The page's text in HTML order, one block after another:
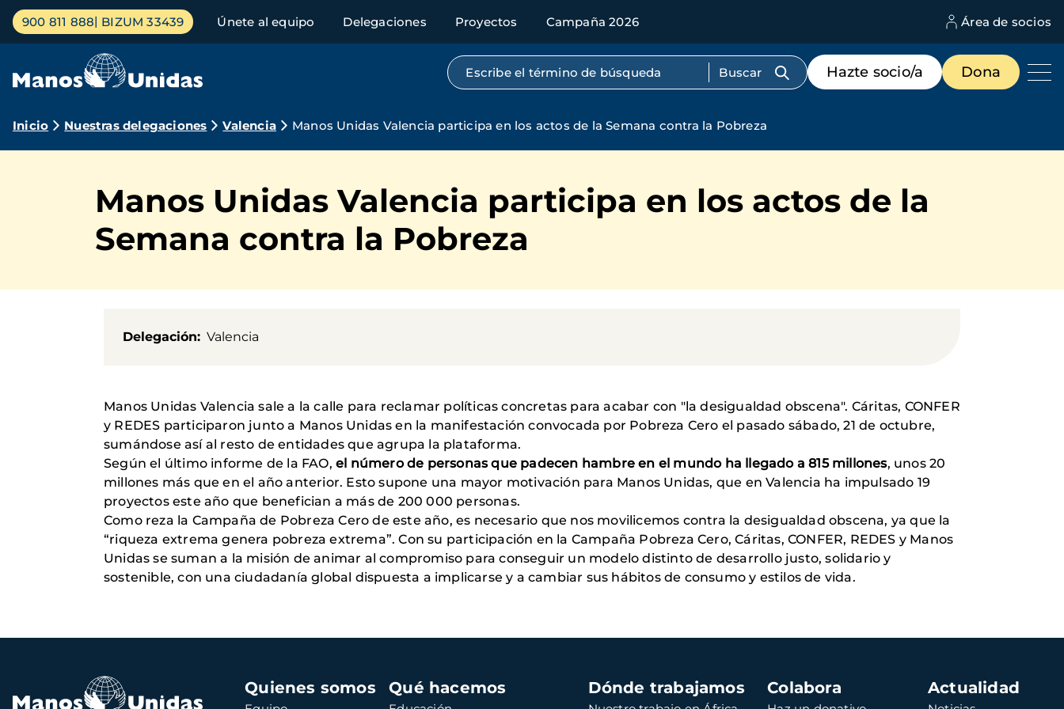
Pasar
contenido
Menú
principal
900 811 888 BIZUM 33439 Únete al equipo Delegaciones Proyectos Campaña 2026 Área de socios
Búsqueda por texto completo
Menú
de
destacados
Hazte socio/a Dona
Ruta
navegación
Inicio Nuestras delegaciones Valencia Manos Unidas Valencia participa en los actos de la Semana contra la Pobreza
Manos Unidas Valencia participa en los actos de la
Semana contra la Pobreza
Delegación Valencia
Manos Unidas Valencia sale a la calle para reclamar políticas concretas para acabar con "la desigualdad obscena". Cáritas, CONFER
y REDES participaron junto a Manos Unidas en la manifestación convocada por Pobreza Cero el pasado sábado, 21 de octubre,
sumándose así al resto de entidades que agrupa la plataforma.
Según el último informe de la FAO, el número de personas que padecen hambre en el mundo ha llegado a 815 millones, unos 20
millones más que en el año anterior. Esto supone una mayor motivación para Manos Unidas, que en Valencia ha impulsado 19
proyectos este año que benefician a más de 200 000 personas.
Como reza la Campaña de Pobreza Cero de este año, es necesario que nos movilicemos contra la desigualdad obscena, ya que la
“riqueza extrema genera pobreza extrema”. Con su participación en la Campaña Pobreza Cero, Cáritas, CONFER, REDES y Manos
Unidas se suman a la misión de animar al compromiso para conseguir un modelo distinto de desarrollo justo, solidario y
sostenible, con una ciudadanía global dispuesta a implicarse y a cambiar sus hábitos de consumo y estilos de vida.
Navegación
principal
Quienes somos Qué hacemos Dónde trabajamos Colabora Actualidad